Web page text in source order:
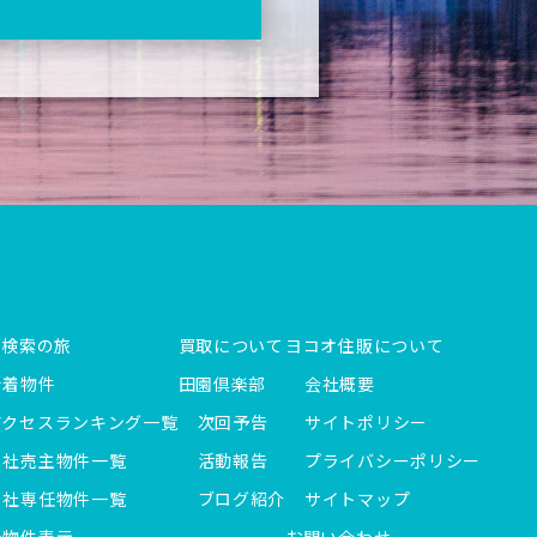
索の旅
物件
セスランキング一覧
売主物件一覧
専任物件一覧
買取について
田園倶楽部
次回予告
活動報告
ブログ紹介
ヨコオ住販について
会社概要
サイトポリシー
プライバシーポリシー
サイトマップ